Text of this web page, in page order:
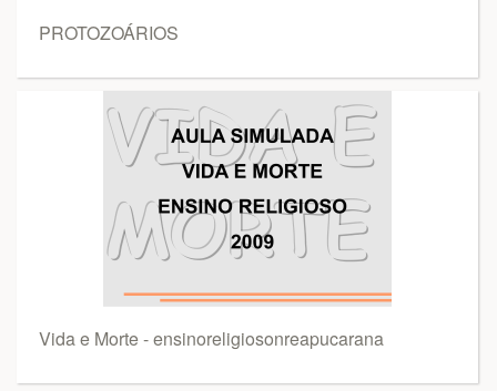
PROTOZOÁRIOS
Vida e Morte - ensinoreligiosonreapucarana